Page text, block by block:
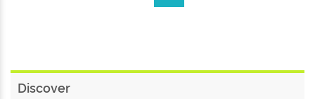
Discover